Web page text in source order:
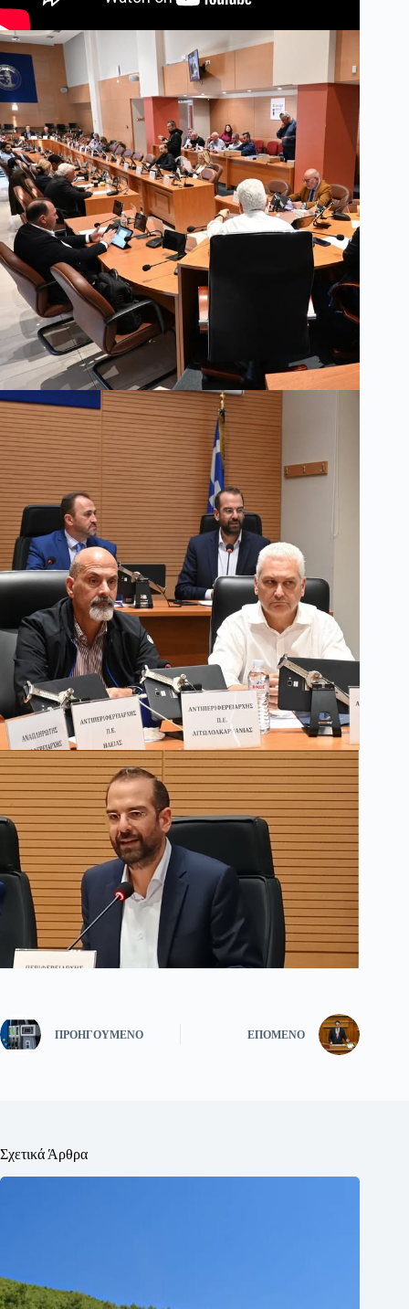
ΠΡΟΗΓΟΎΜΕΝΟ ΕΠΌΜΕΝΟ
Σχετικά Άρθρα